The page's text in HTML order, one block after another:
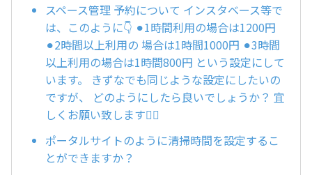
スペース管理 予約について インスタベース等で
は、このように👇 ⚫︎1時間利用の場合は1200円
⚫︎2時間以上利用の 場合は1時間1000円 ⚫︎3時間
以上利用の場合は1時間800円 という設定にして
います。 きずなでも同じような設定にしたいの
ですが、 どのようにしたら良いでしょうか？ 宜
しくお願い致します🙇‍♀️
ポータルサイトのように清掃時間を設定するこ
とができますか？